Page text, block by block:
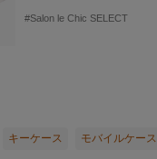
#Salon le Chic SELECT
キーケース モバイルケース